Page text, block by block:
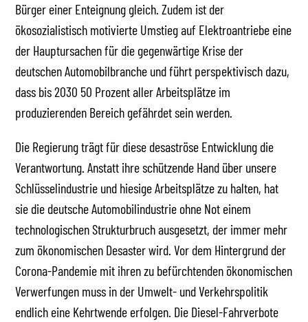
Bürger einer Enteignung gleich. Zudem ist der
ökosozialistisch motivierte Umstieg auf Elektroantriebe eine
der Hauptursachen für die gegenwärtige Krise der
deutschen Automobilbranche und führt perspektivisch dazu,
dass bis 2030 50 Prozent aller Arbeitsplätze im
produzierenden Bereich gefährdet sein werden.
Die Regierung trägt für diese desaströse Entwicklung die
Verantwortung. Anstatt ihre schützende Hand über unsere
Schlüsselindustrie und hiesige Arbeitsplätze zu halten, hat
sie die deutsche Automobilindustrie ohne Not einem
technologischen Strukturbruch ausgesetzt, der immer mehr
zum ökonomischen Desaster wird. Vor dem Hintergrund der
Corona-Pandemie mit ihren zu befürchtenden ökonomischen
Verwerfungen muss in der Umwelt- und Verkehrspolitik
endlich eine Kehrtwende erfolgen. Die Diesel-Fahrverbote